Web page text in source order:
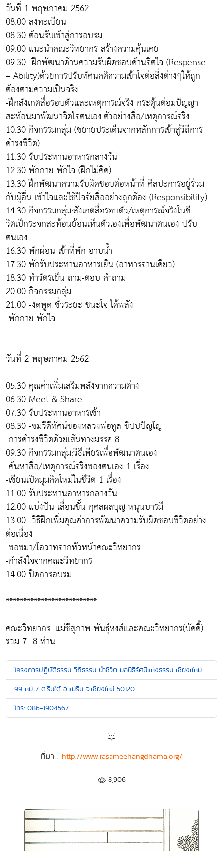
วันที่ 1 พฤษภาคม 2562
08.00 ลงทะเบียน
08.30 ต้อนรับเข้าสู่การอบรม
09.00 แนะนำคณะวิทยากร สร้างความคุ้นเคย
09.30 -ฝึกพัฒนาด้านความรับผิดชอบด้านจิตใจ (Respense
– Ability)ด้วยการปรับทัศนคติความเข้าใจต่อสิ่งต่างๆให้ถูก
ต้องตามความเป็นจริง
-ฝึกสังเกตสื่อรอบตัวและเหตุการณ์จริง กระตุ้นต่อมปัญญา
สะท้อนมาพัฒนาจิตใจตนเอง:ตัวอย่างสื่อ/เหตุการณ์จริง
10.30 กิจกรรมกลุ่ม (ขยายประเด็นจากหลักการเข้าสู่วิถีการ
ดำรงชีวิต)
11.30 รับประทานอาหารกลางวัน
12.30 พักกาย พักใจ (ฝึกไม่คิด)
13.30 ฝึกพัฒนาความรับผิดชอบต่อหน้าที่ ศิลปะการอยู่ร่วม
กับผู้อื่น เข้าใจและใช้ปัจจัยสื่ออย่างถูกต้อง (Responsibility)
14.30 กิจกรรมกลุ่ม:สังเกตสื่อรอบตัว/เหตุการณ์จริงในชี
วิตเป็กระจกสะท้อนย้อนเห็นตัวเองเพื่อพัฒนาตนเอง ปรับ
ตนเอง
16.30 พักผ่อน เข้าที่พัก อาบน้ำ
17.30 พักรับประทานอาหารเย็น (อาหารจานเดียว)
18.30 ทำวัตรเย็น ถาม-ตอบ คำถาม
20.00 กิจกรรมกลุ่ม
21.00 -งดพูด ชั่วระยะ ชนะใจ ได้พลัง
-พักกาย พักใจ
วันที่ 2 พฤษภาคม 2562
05.30 คุณค่าเพิ่มเสริมพลังจากความต่าง
06.30 Meet & Share
07.30 รับประทานอาหารเช้า
08.30 -ชมวีดีทัศน์ของหลวงพ่อทูล ขิปปปัญโญ
-การดำรงชีวิตด้วยเส้นทางมรรค 8
09.30 กิจกรรมกลุ่ม:วิธีเพียรเพื่อพัฒนาตนเอง
-ค้นหาสื่อ/เหตุการณ์จริงของตนเอง 1 เรื่อง
-เขียนเปิดมุมคิดใหม่ในชีวิต 1 เรื่อง
11.00 รับประทานอาหารกลางวัน
12.00 แบ่งปัน เลื่อนขั้น กุศลผลบุญ หนุนบารมี
13.00 -วิธีฝึกเพิ่มคุณค่าการพัฒนาความรับผิดชอบชีวิตอย่าง
ต่อเนื่อง
-ขอขมา/โอวาทจากหัวหน้าคณะวิทยากร
-กำลังใจจากคณะวิทยากร
14.00 ปิดการอบรม
**************************
คณะวิทยากร: แม่ชีสุภาพ พันธุ์หงส์และคณะวิทยากร(บัดดี้)
รวม 7- 8 ท่าน
โครงการปฏิบัติธรรม วิถีธรรม นำชีวิต มูลนิธิรัศมีแห่งธรรม เชียงเใหม่
99 หมู่ 7 ต.ริมใต้ อ.แม่ริม จ.เชียงใหม่ 50120
โทร: 086-1904567
ที่มา : http://www.rasameehangdhama.org/
8,906